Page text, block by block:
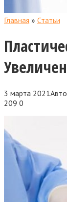
Главная » Статьи
3 марта 2021
209 0